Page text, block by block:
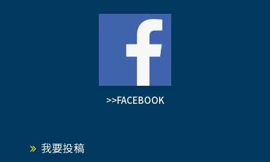
>>FACEBOOK
我要投稿